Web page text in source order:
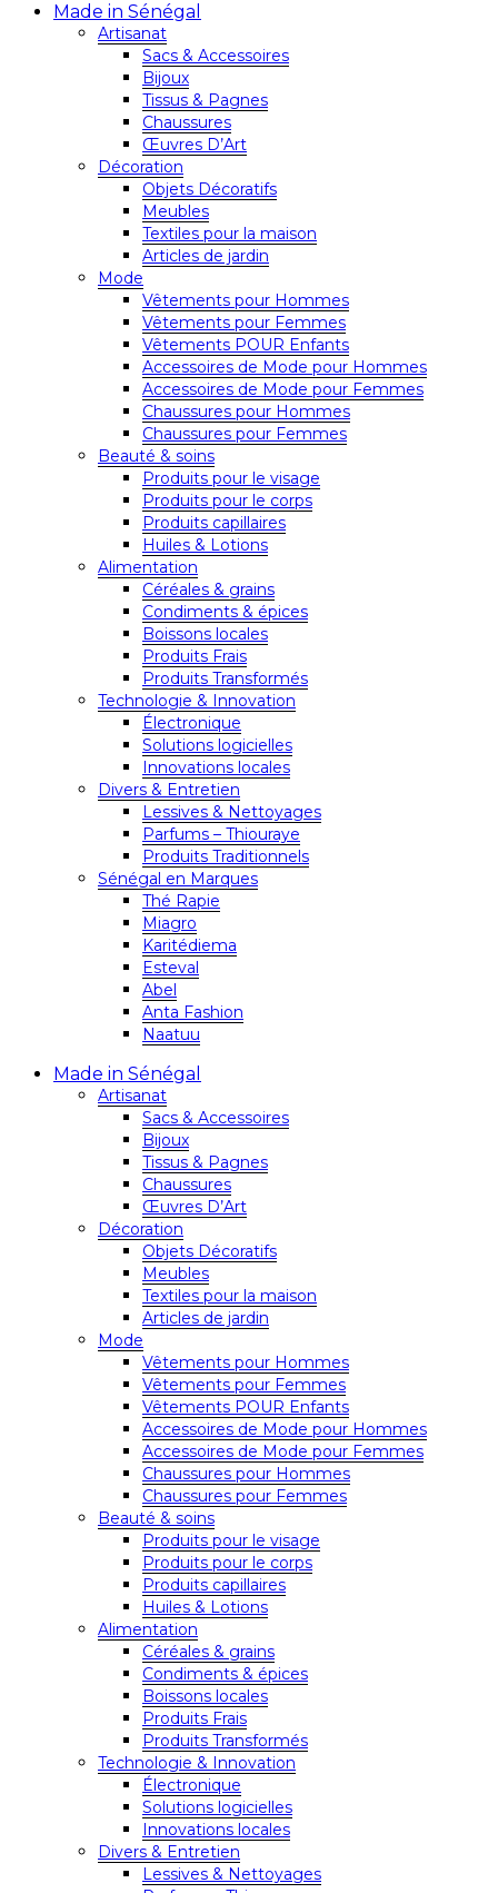
Made in Sénégal
Artisanat
Sacs & Accessoires
Bijoux
Tissus & Pagnes
Chaussures
Œuvres D’Art
Décoration
Objets Décoratifs
Meubles
Textiles pour la maison
Articles de jardin
Mode
Vêtements pour Hommes
Vêtements pour Femmes
Vêtements POUR Enfants
Accessoires de Mode pour Hommes
Accessoires de Mode pour Femmes
Chaussures pour Hommes
Chaussures pour Femmes
Beauté & soins
Produits pour le visage
Produits pour le corps
Produits capillaires
Huiles & Lotions
Alimentation
Céréales & grains
Condiments & épices
Boissons locales
Produits Frais
Produits Transformés
Technologie & Innovation
Électronique
Solutions logicielles
Innovations locales
Divers & Entretien
Lessives & Nettoyages
Parfums – Thiouraye
Produits Traditionnels
Sénégal en Marques
Thé Rapie
Miagro
Karitédiema
Esteval
Abel
Anta Fashion
Naatuu
Made in Sénégal
Artisanat
Sacs & Accessoires
Bijoux
Tissus & Pagnes
Chaussures
Œuvres D’Art
Décoration
Objets Décoratifs
Meubles
Textiles pour la maison
Articles de jardin
Mode
Vêtements pour Hommes
Vêtements pour Femmes
Vêtements POUR Enfants
Accessoires de Mode pour Hommes
Accessoires de Mode pour Femmes
Chaussures pour Hommes
Chaussures pour Femmes
Beauté & soins
Produits pour le visage
Produits pour le corps
Produits capillaires
Huiles & Lotions
Alimentation
Céréales & grains
Condiments & épices
Boissons locales
Produits Frais
Produits Transformés
Technologie & Innovation
Électronique
Solutions logicielles
Innovations locales
Divers & Entretien
Lessives & Nettoyages